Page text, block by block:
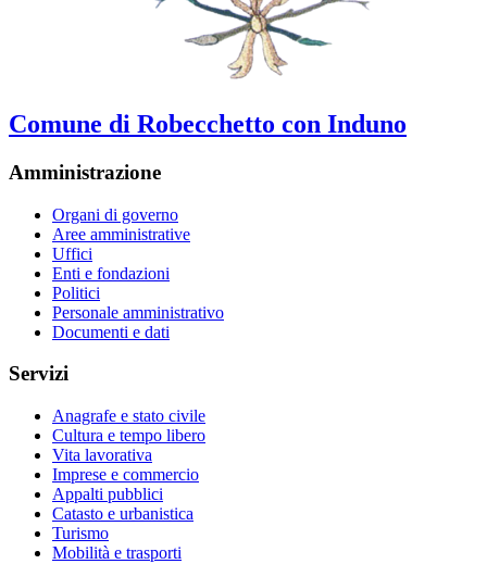
Comune di Robecchetto con Induno
Amministrazione
Organi di governo
Aree amministrative
Uffici
Enti e fondazioni
Politici
Personale amministrativo
Documenti e dati
Servizi
Anagrafe e stato civile
Cultura e tempo libero
Vita lavorativa
Imprese e commercio
Appalti pubblici
Catasto e urbanistica
Turismo
Mobilità e trasporti